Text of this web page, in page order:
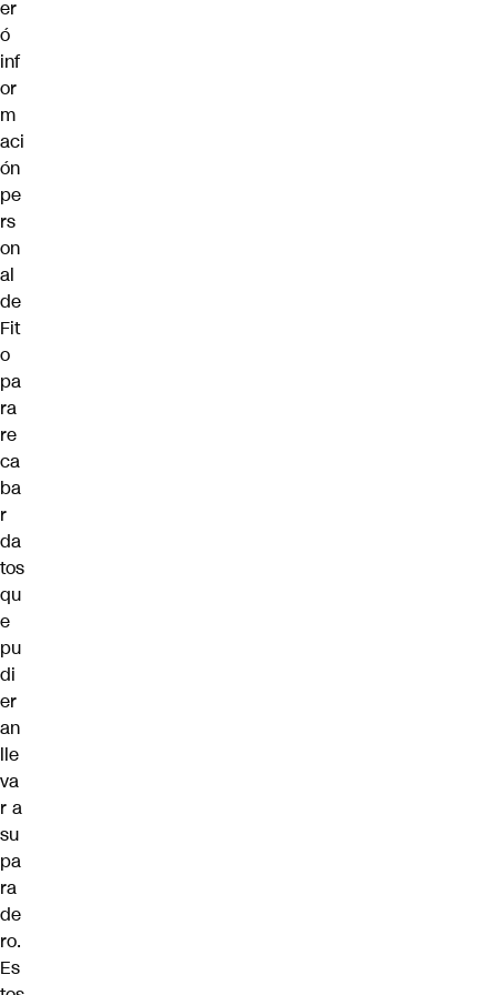
er
ó
inf
or
m
aci
ón
pe
rs
on
al
de
Fit
o
pa
ra
re
ca
ba
r
da
tos
qu
e
pu
di
er
an
lle
va
r a
su
pa
ra
de
ro.
Es